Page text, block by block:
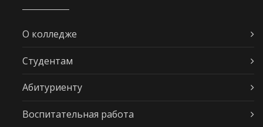
О колледже
Студентам
Абитуриенту
Воспитательная работа